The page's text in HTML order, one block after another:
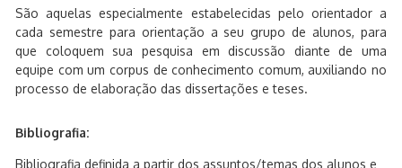
São aquelas especialmente estabelecidas pelo orientador a
cada semestre para orientação a seu grupo de alunos, para
que coloquem sua pesquisa em discussão diante de uma
equipe com um corpus de conhecimento comum, auxiliando no
processo de elaboração das dissertações e teses.
Bibliografia:
Bibliografia definida a partir dos assuntos/temas dos alunos e